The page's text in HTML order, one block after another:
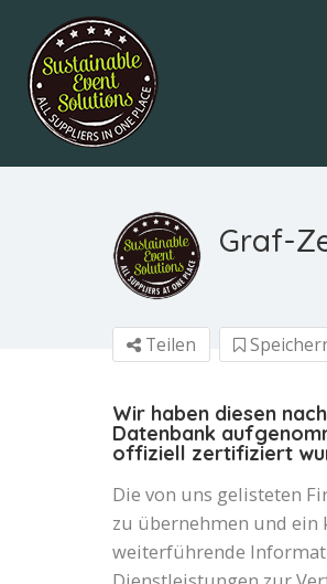
Graf-
Teilen
Wir haben diesen
Datenbank
offiziell zertifiziert
Die von uns gelisteten
zu übernehmen und ein
weiterführende